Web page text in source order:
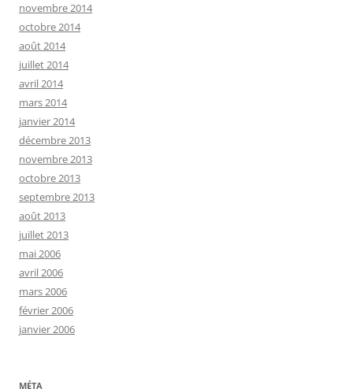
novembre 2014
octobre 2014
août 2014
juillet 2014
avril 2014
mars 2014
janvier 2014
décembre 2013
novembre 2013
octobre 2013
septembre 2013
août 2013
juillet 2013
mai 2006
avril 2006
mars 2006
février 2006
janvier 2006
MÉTA